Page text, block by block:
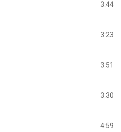
3:44
3:23
3:51
3:30
4:59